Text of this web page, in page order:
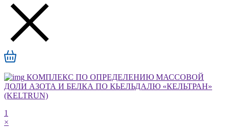
КОМПЛЕКС ПО ОПРЕДЕЛЕНИЮ МАССОВОЙ
ДОЛИ АЗОТА И БЕЛКА ПО КЬЕЛЬДАЛЮ «КЕЛЬТРАН»
(KELTRUN)
1
×